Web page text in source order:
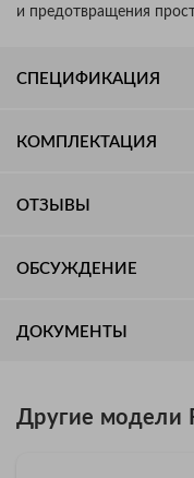
и предотвращения
СПЕЦИФИКАЦИЯ
КОМПЛЕКТАЦИЯ
ОТЗЫВЫ
ОБСУЖДЕНИЕ
ДОКУМЕНТЫ
Другие модели